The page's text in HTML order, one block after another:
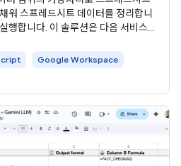
워 스프레드시트 데이터를 정리합니
행합니다. 이 솔루션은 다음 서비스를
검토하려면 소스 코드 보기 를 클릭
Google Workspace